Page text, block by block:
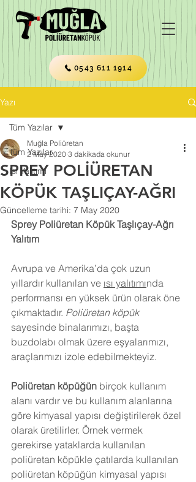
0543 611 1914
Yazı
Tüm Yazılar
Isı Yalıtımı
Tüm Yazılar
SPREY POLİÜRETAN
KÖPÜK TAŞLIÇAY-AĞRI
Muğla Poliüretan
2 May 2020 3 dakikada okunur
Güncelleme tarihi: 7 May 2020
Sprey Poliüretan Köpük Taşlıçay-Ağrı
Yalıtım
Avrupa ve Amerika’da çok uzun
yıllardır kullanılan ve ısı yalıtımında
performansı en yüksek ürün olarak öne
çıkmaktadır. Poliüretan köpük
sayesinde binalarımızı, başta
buzdolabı olmak üzere eşyalarımızı,
araçlarımızı izole edebilmekteyiz.
Poliüretan köpüğün birçok kullanım
alanı vardır ve bu kullanım alanlarına
göre kimyasal yapısı değiştirilerek özel
olarak üretilirler. Örnek vermek
gerekirse yataklarda kullanılan
poliüretan köpükle çatılarda kullanılan
poliüretan köpüğün kimyasal yapısı